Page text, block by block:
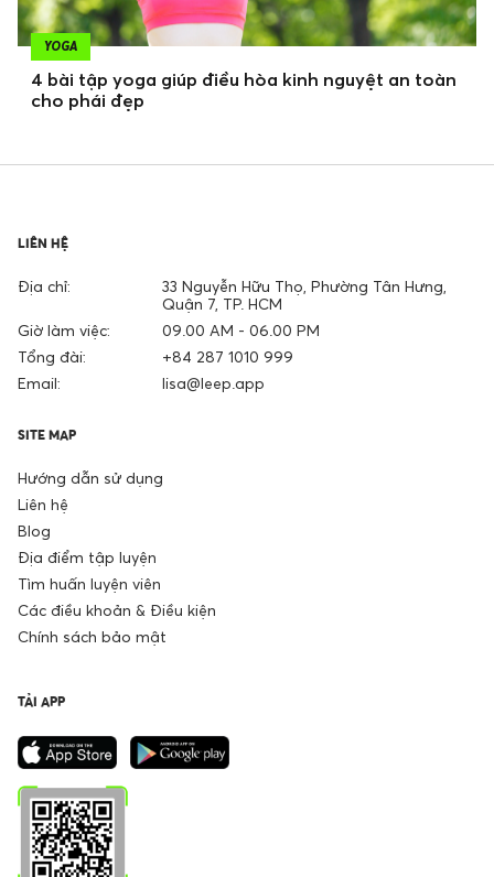
YOGA
4 bài tập yoga giúp điều hòa kinh nguyệt an toàn
cho phái đẹp
LIÊN HỆ
Địa chỉ:
33 Nguyễn Hữu Thọ, Phường Tân Hưng,
Quận 7, TP. HCM
Giờ làm việc:
09.00 AM - 06.00 PM
Tổng đài:
+84 287 1010 999
Email:
lisa@leep.app
SITE MAP
Hướng dẫn sử dụng
Liên hệ
Blog
Địa điểm tập luyện
Tìm huấn luyện viên
Các điều khoản & Điều kiện
Chính sách bảo mật
TẢI APP